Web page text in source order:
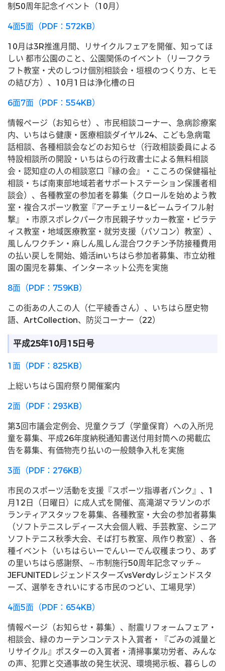
制50周年記念イベント（10月）
4面5面（PDF：572KB）
10月は3R推進月間、リサイクルフェアを開催、知ってほ
しい 都市公園のこと、公園関係のイベント（リーフクラ
フト教室・犬のしつけ個別相談会・垣根のつくり方、ヒモ
の結び方）、10月1日は浄化槽の日
6面7面（PDF：554KB）
情報ページ（お知らせ）、市民相談コーナー、急病診療案
内、いちはら健康・医療相談ダイヤル24、こども急病電
話相談、各種相談会などのお知らせ（行政相談委員による
特設相談所の開設・いちはらの行政書士による無料相談
会・認知症の人の相談窓口『縁の会』・こころの保健福祉
相談・ちば南東部地域若者サポートステーション保護者相
談会）、各種教室の参加者を募集（クロールを始めよう教
室・複合スポーツ教室『アーチェリー&ビームライフル射
撃』・市原スポレクパーク市民親子サッカー教室・ピラテ
ィス教室・地域医療教室・就労支援（パソコン）教室）、
風しんワクチン・麻しん風しん混合ワクチン予防接種費用
の払い戻しを開始、婚活inいちはら参加者募集、市立幼稚
園の園児を募集、インターネット公売を実施
8面（PDF：759KB）
この街あの人この人（仁平綾香さん）、いちはら歴史物
語、ArtCollection、防災コーナー（22）
平成25年10月15日号
1面（PDF：825KB）
上総いちはら国府祭り開催案内
2面（PDF：293KB）
第3回市議会定例会、児童クラブ（学童保育）への入所児
童を募集、平成26年度納税通知書送付用封筒への掲載広
告を募集、有価物売り払いの一般競争入札を実施
3面（PDF：276KB）
市民のスポーツ活動を支援『スポーツ指導者バンク』、1
月12日（日曜日）に成人式を開催、高滝湖マラソンのボ
ランティアスタッフを募集、各種教室・大会の参加者募集
（ソフトテニスレディース大会個人戦、手芸教室、シニア
ソフトテニス秋季大会、そば打ち教室、凧作り教室）、各
種イベント（いちはらいーでんいーでん収穫まつり、あず
の里いちはら感謝祭、～市制施行50周年記念マッチ～
JEFUNITEDレジェンドスターズvsVerdyレジェンドスタ
ーズ、選挙をきれいにする市民のつどい、工場見学）
4面5面（PDF：654KB）
情報ページ（お知らせ・募集）、耐震リフォームフェア・
相談会、緑のカーテンコンテスト入賞者・『ごみの減量と
リサイクル』ポスターの入賞者・清掃事業功労者、みんな
の声、犯罪と交通事故の発生状況、環境掲示板、暮らしの